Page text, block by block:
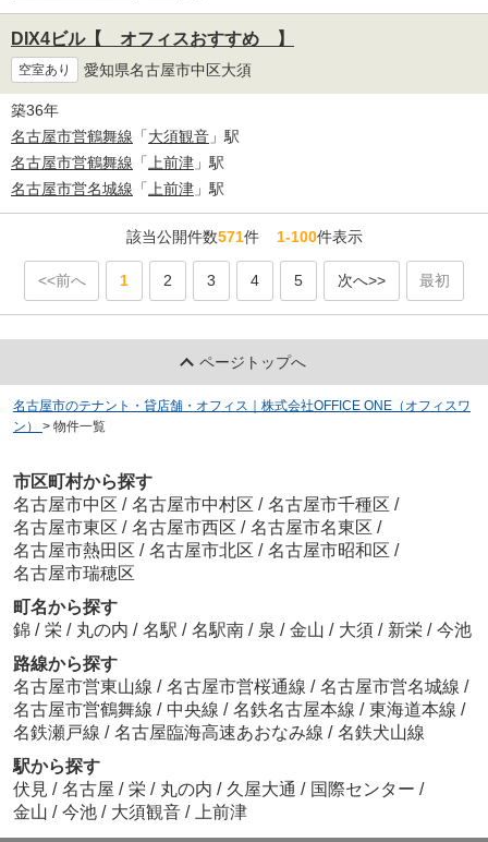
DIX4ビル【 オフィスおすすめ 】
空室あり 愛知県名古屋市中区大須
築36年
名古屋市営鶴舞線 「大須観音 」駅
名古屋市営鶴舞線 「 上前津 」駅
名古屋市営名城線 「 上前津 」駅
該当公開件数571件1-100件表示
<<前へ 1 2 3 4 5 次へ>> 最初
ページトップへ
名古屋市のテナント・貸店舗・オフィス｜株式会社OFFICE ONE（オフィスワ
ン）
> 物件一覧
市区町村から探す
名古屋市中区 / 名古屋市中村区 / 名古屋市千種区 /
名古屋市東区 / 名古屋市西区 / 名古屋市名東区 /
名古屋市熱田区 / 名古屋市北区 / 名古屋市昭和区 /
名古屋市瑞穂区
町名から探す
錦 / 栄 / 丸の内 / 名駅 / 名駅南 / 泉 / 金山 / 大須 / 新栄 / 今池
路線から探す
名古屋市営東山線 / 名古屋市営桜通線 / 名古屋市営名城線 /
名古屋市営鶴舞線 / 中央線 / 名鉄名古屋本線 / 東海道本線 /
名鉄瀬戸線 / 名古屋臨海高速あおなみ線 / 名鉄犬山線
駅から探す
伏見 / 名古屋 / 栄 / 丸の内 / 久屋大通 / 国際センター /
金山 / 今池 / 大須観音 / 上前津